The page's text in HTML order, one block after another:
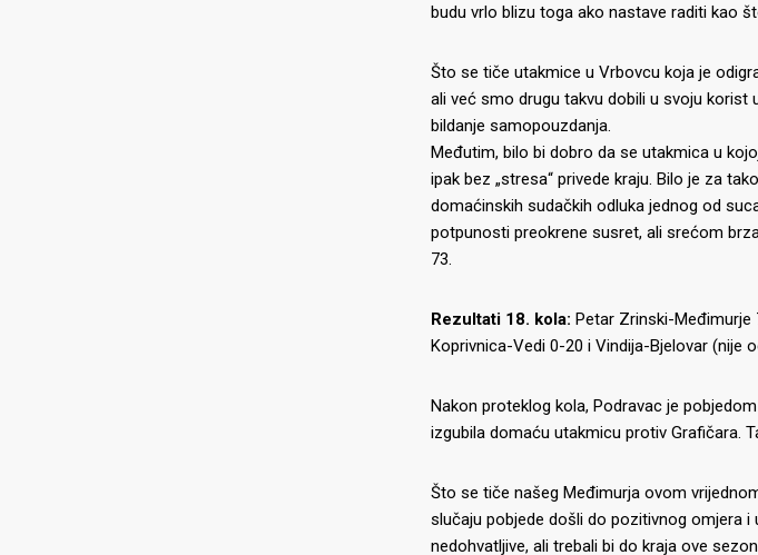
budu vrlo blizu toga ako nastave raditi kao
Što se tiče utakmice u Vrbovcu koja je
ali već smo drugu takvu dobili u svoju korist
bildanje samopouzdanja.
Međutim, bilo bi dobro da se utakmica u
ipak bez „stresa“ privede kraju. Bilo je za
domaćinskih sudačkih odluka jednog od
potpunosti preokrene susret, ali srećom
73.
Rezultati 18. kola: Petar Zrinski-Međimurje
Koprivnica-Vedi 0-20 i Vindija-Bjelovar (nije
Nakon proteklog kola, Podravac je
izgubila domaću utakmicu protiv Grafičara.
Što se tiče našeg Međimurja ovom
slučaju pobjede došli do pozitivnog omjera
nedohvatljive, ali trebali bi do kraja ove
3×3 Međimurje U14 na završnici CRO
07.07.2026